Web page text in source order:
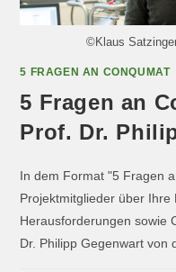
©Klaus
5 FRAGEN AN CONQUMAT
5 Fragen an
Prof. Dr.
In dem Format "5 Fragen
Projektmitglieder über
Herausforderungen sowie
Dr. Philipp Gegenwart von